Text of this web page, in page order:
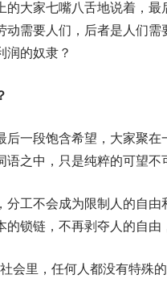
的大家七嘴八舌地说着，
动需要人们，后者是人们
润的奴隶？
后一段饱含希望，大家聚
语之中，只是纯粹的可望不
分工不会成为限制人的自
的锁链，不再剥夺人的自由
会里，任何人都没有特殊